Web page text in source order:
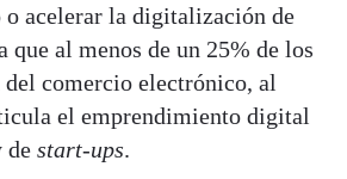
acelerar la digitalización de
que al menos de un 25% de los
del comercio electrónico, al
el emprendimiento digital
de start-ups.